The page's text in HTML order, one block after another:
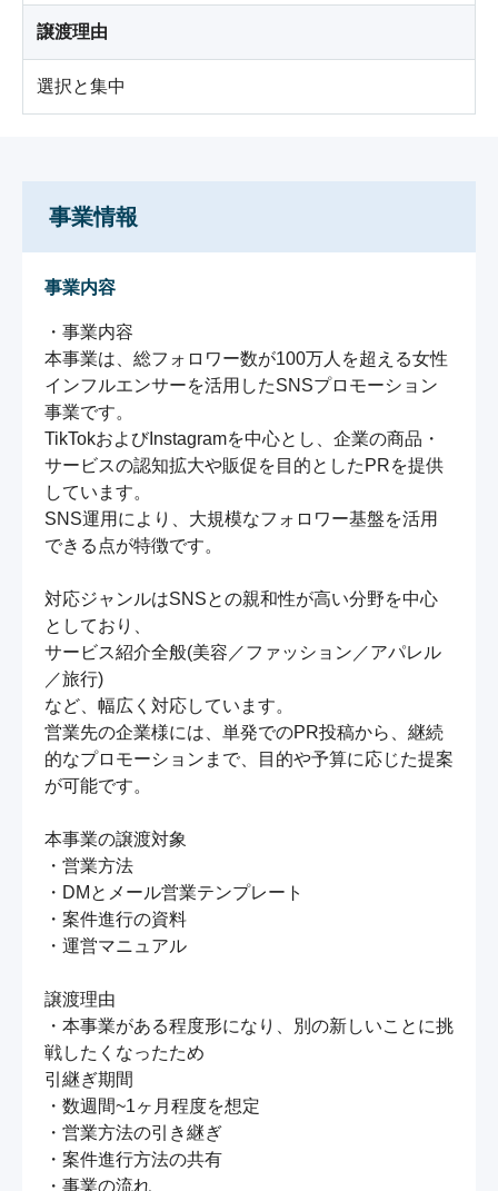
譲渡理由
選択と集中
事業情報
事業内容
・事業内容
本事業は、総フォロワー数が100万人を超える女性
インフルエンサーを活用したSNSプロモーション
事業です。
TikTokおよびInstagramを中心とし、企業の商品・
サービスの認知拡大や販促を目的としたPRを提供
しています。
SNS運用により、大規模なフォロワー基盤を活用
できる点が特徴です。
対応ジャンルはSNSとの親和性が高い分野を中心
としており、
サービス紹介全般(美容／ファッション／アパレル
／旅行)
など、幅広く対応しています。
営業先の企業様には、単発でのPR投稿から、継続
的なプロモーションまで、目的や予算に応じた提案
が可能です。
本事業の譲渡対象
・営業方法
・DMとメール営業テンプレート
・案件進行の資料
・運営マニュアル
譲渡理由
・本事業がある程度形になり、別の新しいことに挑
戦したくなったため
引継ぎ期間
・数週間~1ヶ月程度を想定
・営業方法の引き継ぎ
・案件進行方法の共有
・事業の流れ